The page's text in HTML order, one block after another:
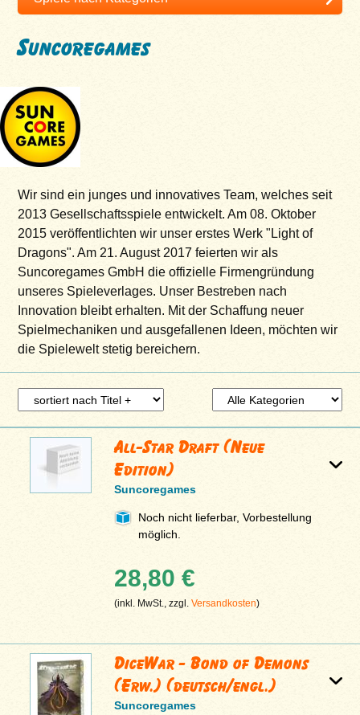
Suncoregames
Wir sind ein junges und innovatives Team, welches seit
2013 Gesellschaftsspiele entwickelt. Am 08. Oktober
2015 veröffentlichten wir unser erstes Werk "Light of
Dragons". Am 21. August 2017 feierten wir als
Suncoregames GmbH die offizielle Firmengründung
unseres Spieleverlages. Unser Bestreben nach
Innovation bleibt erhalten. Mit der Schaffung neuer
Spielmechaniken und ausgefallenen Ideen, möchten wir
die Spielewelt stetig bereichern.
All-Star Draft (Neue
Edition)
Suncoregames
Noch nicht lieferbar, Vorbestellung
möglich.
28,80 €
(inkl. MwSt., zzgl.Versandkosten)
DiceWar - Bond of Demons
(Erw.) (deutsch/engl.)
Suncoregames